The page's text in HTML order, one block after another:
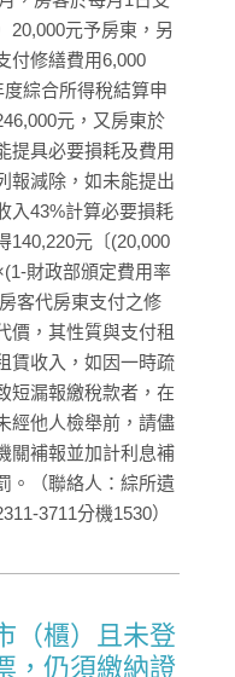
20,000元予房東，另
付修繕費用6,000
綜合所得稅結算申
元，又房東於
提具必要損耗及費用
報減除，如未能提出
入43%計算必要損耗
140,220元〔(20,000
財政部頒定費用率
客代房東支付之修
價，其性質與支付租
賃收入，如因一時疏
短漏報繳稅款者，在
經他人檢舉前，請儘
關補報並加計利息補
。（聯絡人：綜所遺
3711分機1530）
（櫃）且未登
，仍須繳納證